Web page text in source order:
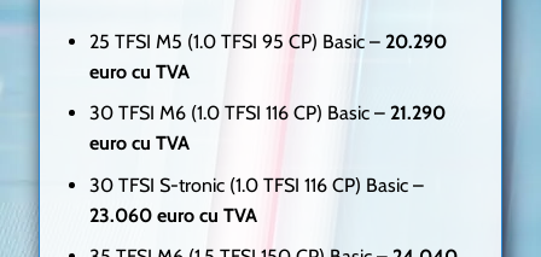
25 TFSI M5 (1.0 TFSI 95 CP) Basic – 20.290
euro cu TVA
30 TFSI M6 (1.0 TFSI 116 CP) Basic – 21.290
euro cu TVA
30 TFSI S-tronic (1.0 TFSI 116 CP) Basic –
23.060 euro cu TVA